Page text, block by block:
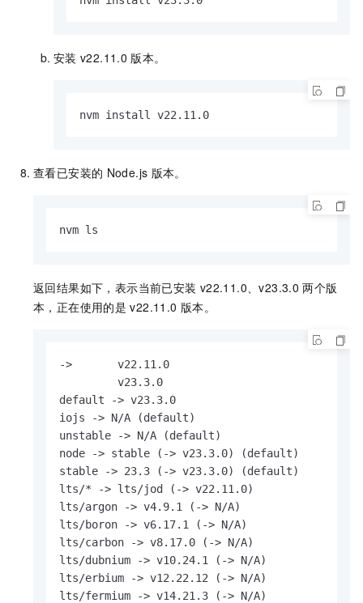
安装 v22.11.0 版本。
nvm install v22.11.0
查看已安装的 Node.js 版本。
nvm ls
返回结果如下，表示当前已安装 v22.11.0、v23.3.0 两个版
本，正在使用的是 v22.11.0 版本。
->       v22.11.0
         v23.3.0
default -> v23.3.0
iojs -> N/A (default)
unstable -> N/A (default)
node -> stable (-> v23.3.0) (default)
stable -> 23.3 (-> v23.3.0) (default)
lts/* -> lts/jod (-> v22.11.0)
lts/argon -> v4.9.1 (-> N/A)
lts/boron -> v6.17.1 (-> N/A)
lts/carbon -> v8.17.0 (-> N/A)
lts/dubnium -> v10.24.1 (-> N/A)
lts/erbium -> v12.22.12 (-> N/A)
lts/fermium -> v14.21.3 (-> N/A)